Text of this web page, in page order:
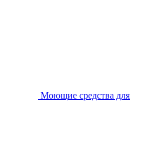
Моющие средства для